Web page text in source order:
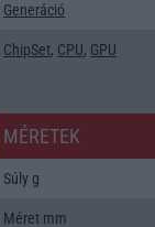
Generáció
ChipSet, CPU, GPU
MÉRETEK
Súly g
Méret mm